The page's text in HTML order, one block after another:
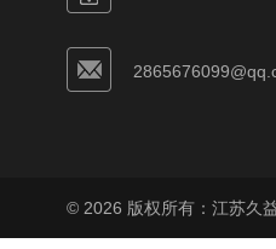
© 2026 版权所有：江苏久